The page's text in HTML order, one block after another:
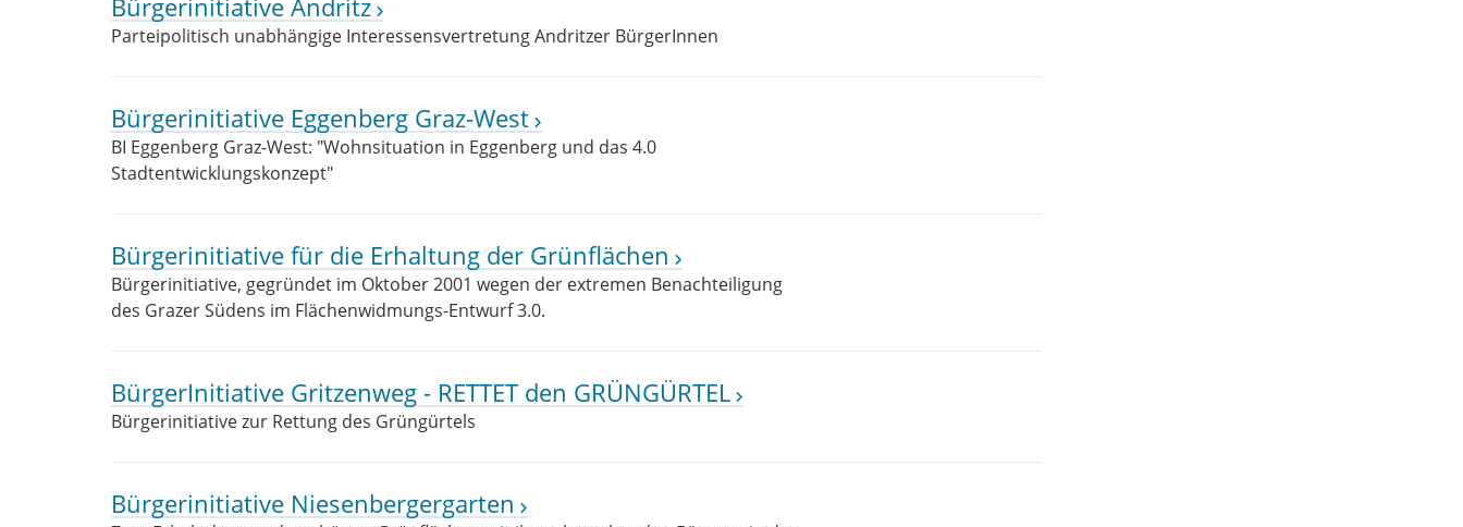
Bürgerinitiative Andritz
Parteipolitisch unabhängige Interessensvertretung Andritzer BürgerInnen
Bürgerinitiative Eggenberg Graz-West
BI Eggenberg Graz-West: "Wohnsituation in Eggenberg und das 4.0
Stadtentwicklungskonzept"
Bürgerinitiative für die Erhaltung der Grünflächen
Bürgerinitiative, gegründet im Oktober 2001 wegen der extremen Benachteiligung
des Grazer Südens im Flächenwidmungs-Entwurf 3.0.
BürgerInitiative Gritzenweg - RETTET den GRÜNGÜRTEL
Bürgerinitiative zur Rettung des Grüngürtels
Bürgerinitiative Niesenbergergarten